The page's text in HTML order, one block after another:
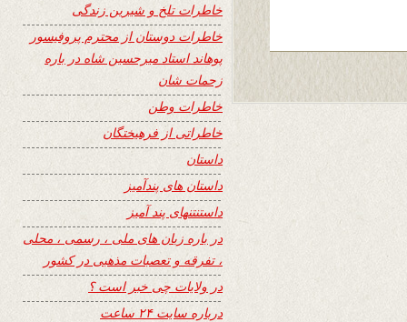
خاطرات تلخ و شیرین زندگی
خاطرات دوستان از محترم پروفیسور
پوهاند استاد میرحسین شاه در باره
زحمات شان
خاطرات وطن
خاطراتی از فرهیختگان
داستان
داستان های پندآمیز
داستنتنهای پند آمیز
در باره زبان های ملی ، رسمی ، محلی
، تفرقه و تعصبات مذهبی در کشور
در ولایات چی خبر است ؟
درباره سایت ۲۴ ساعت